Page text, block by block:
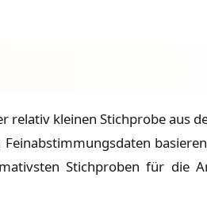
relativ kleinen Stichprobe aus
Stichproben für die